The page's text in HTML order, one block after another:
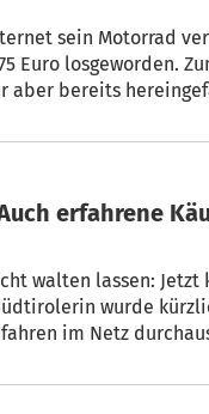
sein Motorrad
Euro losgeworden.
bereits
walten lassen: Jetzt
wurde
im Netz